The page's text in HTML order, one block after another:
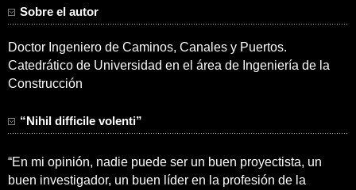
Sobre el autor
Doctor Ingeniero de Caminos, Canales y Puertos.
Catedrático de Universidad en el área de Ingeniería de la
Construcción
“Nihil difficile volenti”
“En mi opinión, nadie puede ser un buen proyectista, un
buen investigador, un buen líder en la profesión de la